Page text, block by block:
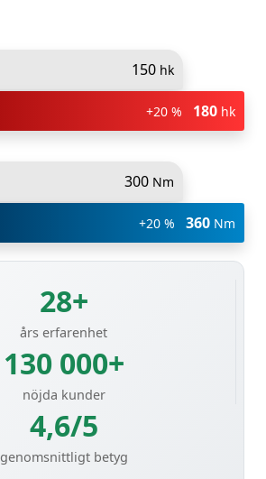
150 hk
+20 % 180 hk
300 Nm
+20 % 360 Nm
28+
års erfarenhet
130 000+
nöjda kunder
4,6/5
genomsnittligt betyg